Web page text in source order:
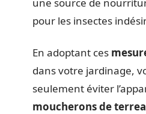
pour les insectes
En adoptant ces
dans votre jardinage,
seulement éviter
moucherons de